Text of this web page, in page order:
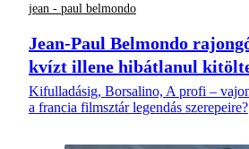
jean - paul belmondo
Jean-Paul Belmondo
kvízt illene hibátlanul
Kifulladásig, Borsalino, A profi –
a francia filmsztár legendás szerepeire?